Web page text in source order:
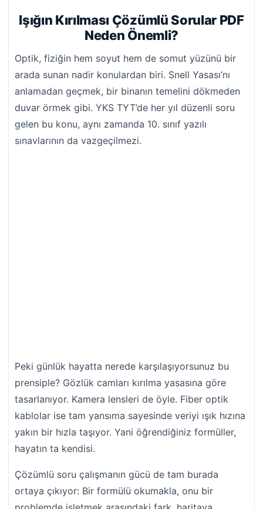
Işığın Kırılması Çözümlü Sorular PDF
Neden Önemli?
Optik, fiziğin hem soyut hem de somut yüzünü bir
arada sunan nadir konulardan biri. Snell Yasası’nı
anlamadan geçmek, bir binanın temelini dökmeden
duvar örmek gibi. YKS TYT’de her yıl düzenli soru
gelen bu konu, aynı zamanda 10. sınıf yazılı
sınavlarının da vazgeçilmezi.
Peki günlük hayatta nerede karşılaşıyorsunuz bu
prensiple? Gözlük camları kırılma yasasına göre
tasarlanıyor. Kamera lensleri de öyle. Fiber optik
kablolar ise tam yansıma sayesinde veriyi ışık hızına
yakın bir hızla taşıyor. Yani öğrendiğiniz formüller,
hayatın ta kendisi.
Çözümlü soru çalışmanın gücü de tam burada
ortaya çıkıyor: Bir formülü okumakla, onu bir